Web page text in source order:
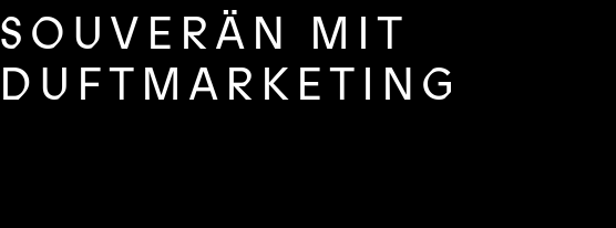
SOUVERÄN MIT
DUFTMARKETING